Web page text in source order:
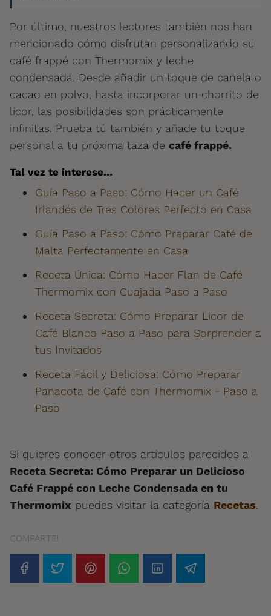
Por último, nuestros lectores también nos han
mencionado cómo disfrutan personalizando su
café frappé con Thermomix y leche
condensada. Desde añadir un toque de canela o
cacao en polvo, hasta incorporar un chorrito de
licor, las posibilidades son prácticamente
infinitas. Prueba tú también y añade tu toque
personal a tu próxima taza de café frappé.
Tal vez te interese...
Guía Paso a Paso: Cómo Hacer un Café
Irlandés de Tres Colores Perfecto en Casa
Guía Paso a Paso: Cómo Preparar Café de
Malta Perfectamente en Casa
Receta Única: Cómo Hacer Flan de Café
Thermomix con Cuajada Paso a Paso
Receta Secreta: Cómo Preparar Licor de
Café Blanco Paso a Paso para Sorprender a
tus Invitados
Receta Fácil y Deliciosa: Cómo Preparar
Panacota de Café con Thermomix - Paso a
Paso
Si quieres conocer otros artículos parecidos a
Receta Secreta: Cómo Preparar un Delicioso
Café Frappé con Leche Condensada en tu
Thermomix puedes visitar la categoría Recetas.
COMPARTE!